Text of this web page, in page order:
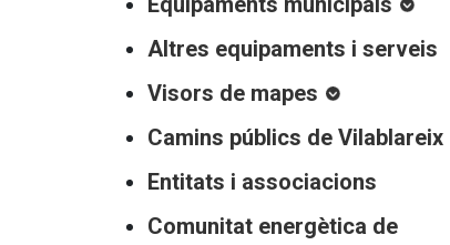
intern
poble
Altres equipaments i serveis
Visors de mapes
Camins públics de Vilablareix
Entitats i associacions
Comunitat energètica de